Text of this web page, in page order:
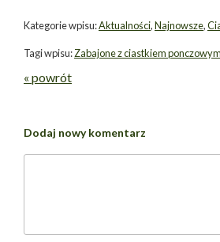
Kategorie wpisu:Aktualności,Najnowsze,
Tagi wpisu:Zabajone z ciastkiem
« powrót
Dodaj nowy komentarz